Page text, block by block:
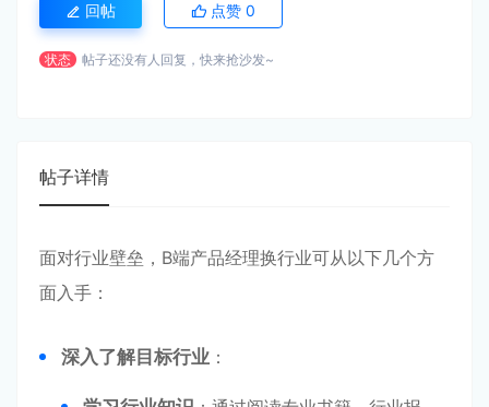
回帖 点赞 0
状态 帖子还没有人回复，快来抢沙发~
帖子详情
面对行业壁垒，B端产品经理换行业可从以下几个方
面入手：
深入了解目标行业 ：